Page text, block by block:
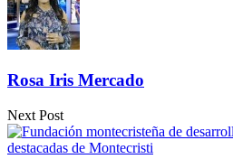
Rosa Iris Mercado
Next Post